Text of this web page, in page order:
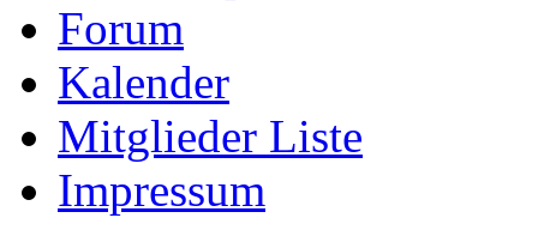
Forum
Kalender
Mitglieder Liste
Impressum